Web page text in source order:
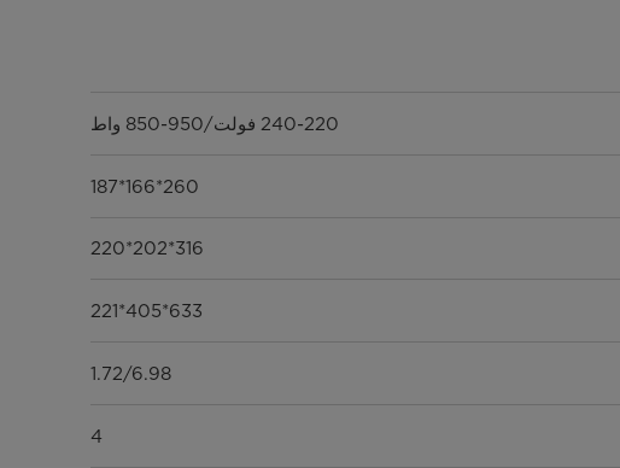
240-220 فولت/950-850 واط
260*166*187
316*202*220
633*405*221
1.72/6.98
4